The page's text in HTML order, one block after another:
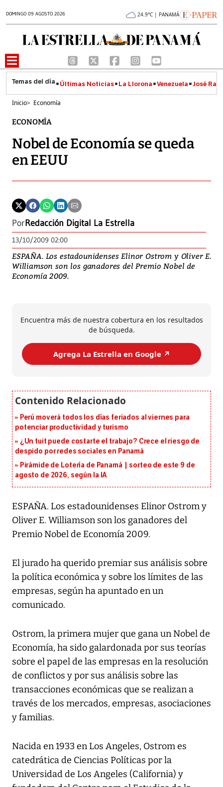
DOMINGO 09 AGOSTO 2026 24.9°C | PANAMÁ
Últimas Noticias La Llorona Venezuela José
Inicio> Economía
ECONOMÍA
Nobel de Economía se queda
en EEUU
PorRedacción Digital La Estrella
13/10/2009 02:00
ESPAÑA. Los estadounidenses Elinor Ostrom y Oliver E.
Williamson son los ganadores del Premio Nobel de
Economía 2009.
Encuentra más de nuestra cobertura en los resultados
de búsqueda.
Agrega La Estrella en Google ↗️
Perú moverá todos los días feriados al viernes para
potenciar productividad y turismo
¿Un tuit puede costarte el trabajo? Crece el riesgo de
despido por redes sociales en Panamá
Pirámide de Lotería de Panamá | sorteo de este 9 de
agosto de 2026, según la IA
ESPAÑA. Los estadounidenses Elinor Ostrom y
Oliver E. Williamson son los ganadores del
Premio Nobel de Economía 2009.
El jurado ha querido premiar sus análisis sobre
la política económica y sobre los límites de las
empresas, según ha apuntado en un
comunicado.
Ostrom, la primera mujer que gana un Nobel de
Economía, ha sido galardonada por sus teorías
sobre el papel de las empresas en la resolución
de conflictos y por sus análisis sobre las
transacciones económicas que se realizan a
través de los mercados, empresas, asociaciones
y familias.
Nacida en 1933 en Los Angeles, Ostrom es
catedrática de Ciencias Políticas por la
Universidad de Los Angeles (California) y